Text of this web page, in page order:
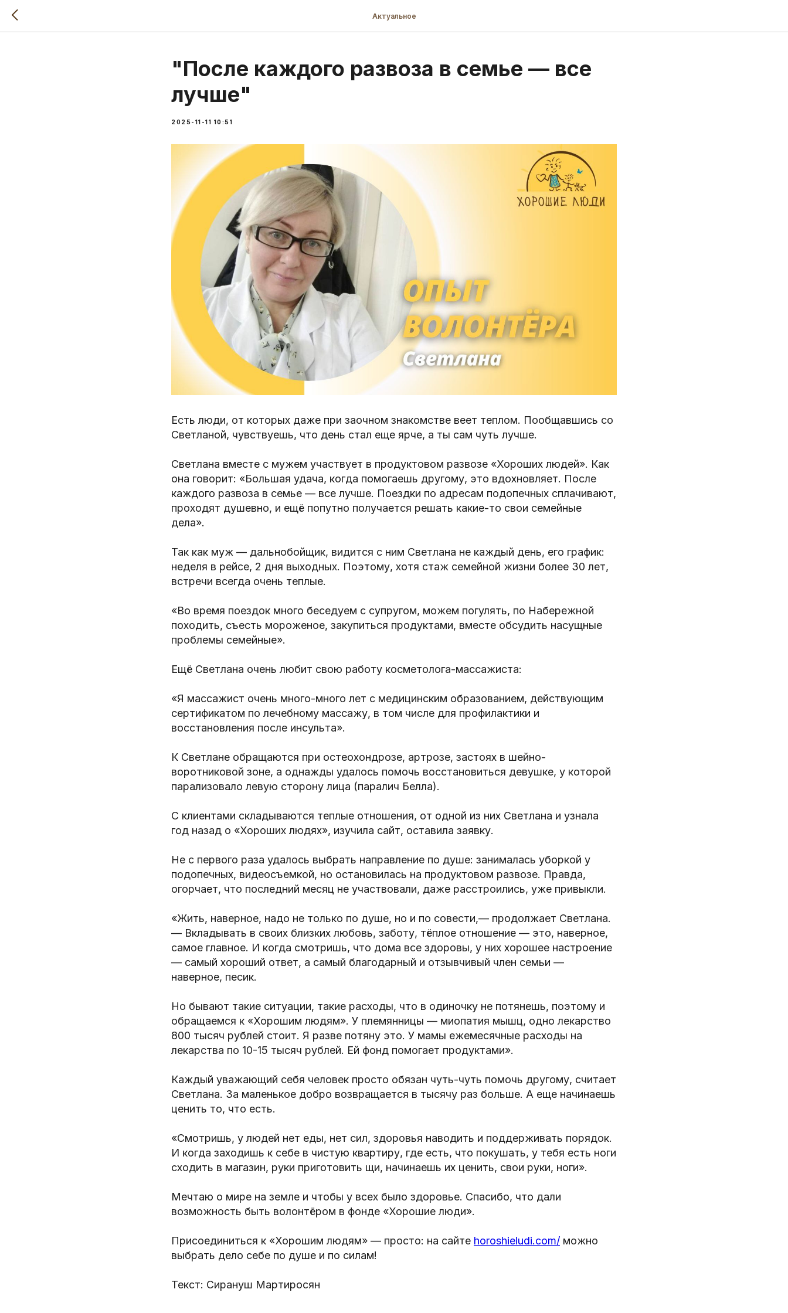
Актуальное
"После каждого развоза в семье — все
лучше"
2025-11-11 10:51
Есть люди, от которых даже при заочном знакомстве веет теплом. Пообщавшись со
Светланой, чувствуешь, что день стал еще ярче, а ты сам чуть лучше.
Светлана вместе с мужем участвует в продуктовом развозе «Хороших людей». Как
она говорит: «Большая удача, когда помогаешь другому, это вдохновляет. После
каждого развоза в семье — все лучше. Поездки по адресам подопечных сплачивают,
проходят душевно, и ещё попутно получается решать какие-то свои семейные
дела».
Так как муж — дальнобойщик, видится с ним Светлана не каждый день, его график:
неделя в рейсе, 2 дня выходных. Поэтому, хотя стаж семейной жизни более 30 лет,
встречи всегда очень теплые.
«Во время поездок много беседуем с супругом, можем погулять, по Набережной
походить, съесть мороженое, закупиться продуктами, вместе обсудить насущные
проблемы семейные».
Ещё Светлана очень любит свою работу косметолога-массажиста:
«Я массажист очень много-много лет с медицинским образованием, действующим
сертификатом по лечебному массажу, в том числе для профилактики и
восстановления после инсульта».
К Светлане обращаются при остеохондрозе, артрозе, застоях в шейно-
воротниковой зоне, а однажды удалось помочь восстановиться девушке, у которой
парализовало левую сторону лица (паралич Белла).
С клиентами складываются теплые отношения, от одной из них Светлана и узнала
год назад о «Хороших людях», изучила сайт, оставила заявку.
Не с первого раза удалось выбрать направление по душе: занималась уборкой у
подопечных, видеосъемкой, но остановилась на продуктовом развозе. Правда,
огорчает, что последний месяц не участвовали, даже расстроились, уже привыкли.
«Жить, наверное, надо не только по душе, но и по совести,— продолжает Светлана.
— Вкладывать в своих близких любовь, заботу, тёплое отношение — это, наверное,
самое главное. И когда смотришь, что дома все здоровы, у них хорошее настроение
— самый хороший ответ, а самый благодарный и отзывчивый член семьи —
наверное, песик.
Но бывают такие ситуации, такие расходы, что в одиночку не потянешь, поэтому и
обращаемся к «Хорошим людям». У племянницы — миопатия мышц, одно лекарство
800 тысяч рублей стоит. Я разве потяну это. У мамы ежемесячные расходы на
лекарства по 10-15 тысяч рублей. Ей фонд помогает продуктами».
Каждый уважающий себя человек просто обязан чуть-чуть помочь другому, считает
Светлана. За маленькое добро возвращается в тысячу раз больше. А еще начинаешь
ценить то, что есть.
«Смотришь, у людей нет еды, нет сил, здоровья наводить и поддерживать порядок.
И когда заходишь к себе в чистую квартиру, где есть, что покушать, у тебя есть ноги
сходить в магазин, руки приготовить щи, начинаешь их ценить, свои руки, ноги».
Мечтаю о мире на земле и чтобы у всех было здоровье. Спасибо, что дали
возможность быть волонтёром в фонде «Хорошие люди».
Присоединиться к «Хорошим людям» — просто: на сайте horoshieludi.com/ можно
выбрать дело себе по душе и по силам!
Текст: Сирануш Мартиросян